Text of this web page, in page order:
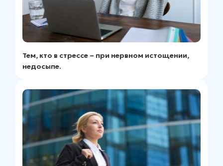
Тем, кто в стрессе – при нервном истощении,
недосыпе.